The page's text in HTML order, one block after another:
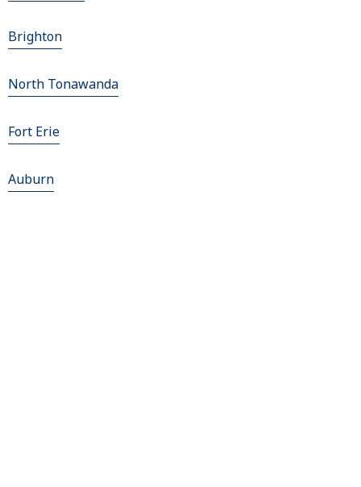
Brighton
North Tonawanda
Fort Erie
Auburn